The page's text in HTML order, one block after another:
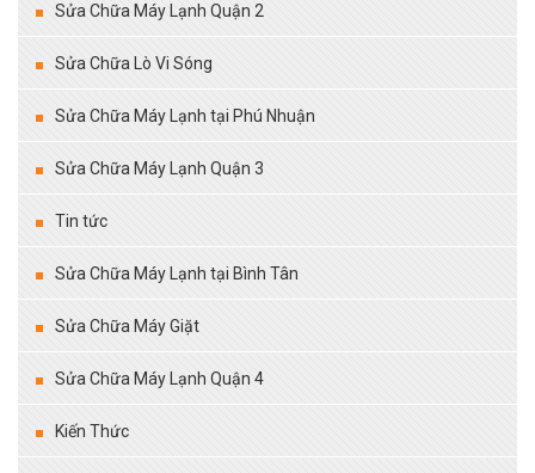
Sửa Chữa Máy Lạnh Quận 2
Sửa Chữa Lò Vi Sóng
Sửa Chữa Máy Lạnh tại Phú Nhuận
Sửa Chữa Máy Lạnh Quận 3
Tin tức
Sửa Chữa Máy Lạnh tại Bình Tân
Sửa Chữa Máy Giặt
Sửa Chữa Máy Lạnh Quận 4
Kiến Thức